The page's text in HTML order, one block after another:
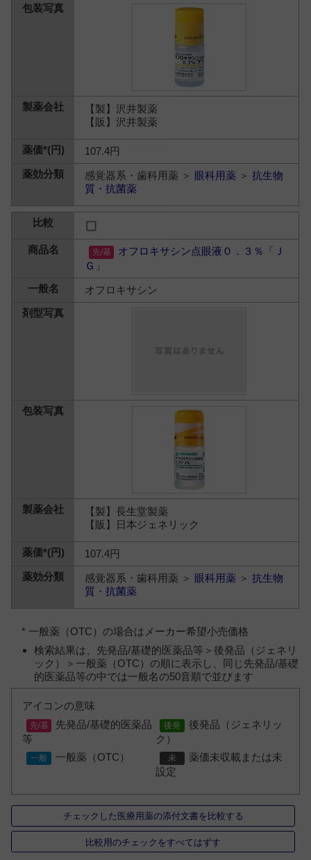
【製】沢井製薬
【販】沢井製薬
107.4円
感覚器系・歯科用薬 ＞ 眼科用薬 ＞抗生物
質・抗菌薬
オフロキサシン点眼液０．３％「Ｊ
Ｇ」
オフロキサシン
【製】長生堂製薬
【販】日本ジェネリック
107.4円
感覚器系・歯科用薬 ＞ 眼科用薬 ＞抗生物
質・抗菌薬
* 一般薬（OTC）の場合はメーカー希望小売価格
検索結果は、先発品/基礎的医薬品等＞後発品（ジェネリ
ック）＞一般薬（OTC）の順に表示し、同じ先発品/基礎
的医薬品等の中では一般名の50音順で並びます
アイコンの意味
先発品/基礎的医薬品
等
後発品（ジェネリッ
ク）
一般薬（OTC）
薬価未収載または未
設定
チェックした医療用薬の添付文書を比較する
比較用のチェックをすべてはずす